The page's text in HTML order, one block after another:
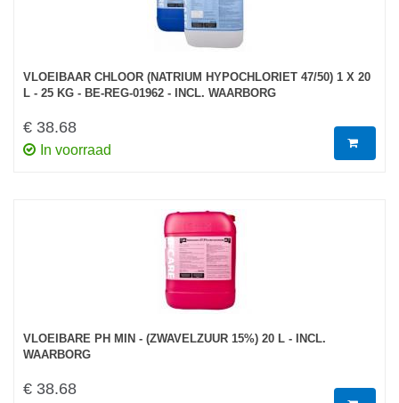
VLOEIBAAR CHLOOR (NATRIUM HYPOCHLORIET 47/50) 1 X 20
L - 25 KG - BE-REG-01962 - INCL. WAARBORG
€ 38.68
In voorraad
VLOEIBARE PH MIN - (ZWAVELZUUR 15%) 20 L - INCL.
WAARBORG
€ 38.68